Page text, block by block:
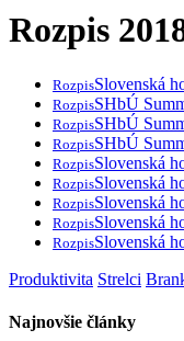
Rozpis
RozpisSlovenská
RozpisSHbÚ
RozpisSHbÚ
RozpisSHbÚ
RozpisSlovenská
RozpisSlovenská
RozpisSlovenská
RozpisSlovenská
RozpisSlovenská
Produktivita Strelci
Najnovšie články